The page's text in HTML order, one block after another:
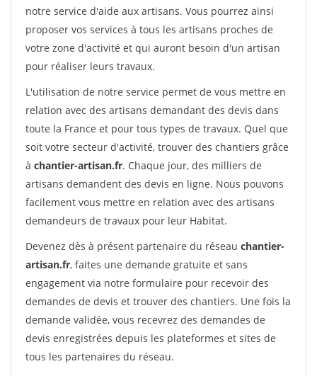
notre service d'aide aux artisans. Vous pourrez ainsi
proposer vos services à tous les artisans proches de
votre zone d'activité et qui auront besoin d'un artisan
pour réaliser leurs travaux.
L'utilisation de notre service permet de vous mettre en
relation avec des artisans demandant des devis dans
toute la France et pour tous types de travaux. Quel que
soit votre secteur d'activité, trouver des chantiers grâce
à chantier-artisan.fr. Chaque jour, des milliers de
artisans demandent des devis en ligne. Nous pouvons
facilement vous mettre en relation avec des artisans
demandeurs de travaux pour leur Habitat.
Devenez dès à présent partenaire du réseau chantier-
artisan.fr, faites une demande gratuite et sans
engagement via notre formulaire pour recevoir des
demandes de devis et trouver des chantiers. Une fois la
demande validée, vous recevrez des demandes de
devis enregistrées depuis les plateformes et sites de
tous les partenaires du réseau.